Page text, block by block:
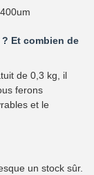
Et combien de
de 0,3 kg, il
ferons
et le
un stock sûr.